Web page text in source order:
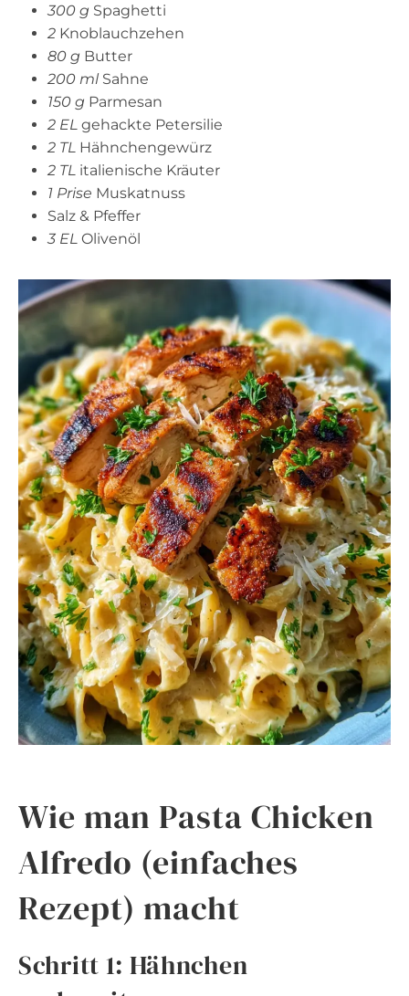
300 g Spaghetti
2 Knoblauchzehen
80 g Butter
200 mlSahne
150 g Parmesan
2 EL gehackte Petersilie
2 TL Hähnchengewürz
2 TL italienische Kräuter
1 Prise Muskatnuss
Salz & Pfeffer
3 EL Olivenöl
Wie man Pasta Chicken
Alfredo (einfaches
Rezept) macht
Schritt 1: Hähnchen